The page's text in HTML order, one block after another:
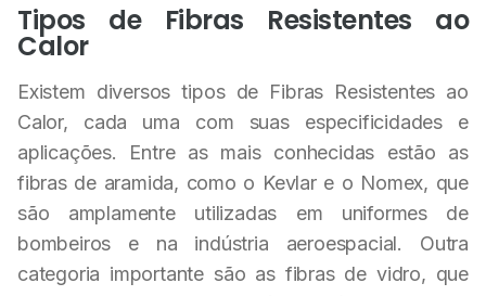
Tipos de Fibras Resistentes ao
Calor
Existem diversos tipos de Fibras Resistentes ao
Calor, cada uma com suas especificidades e
aplicações. Entre as mais conhecidas estão as
fibras de aramida, como o Kevlar e o Nomex, que
são amplamente utilizadas em uniformes de
bombeiros e na indústria aeroespacial. Outra
categoria importante são as fibras de vidro, que